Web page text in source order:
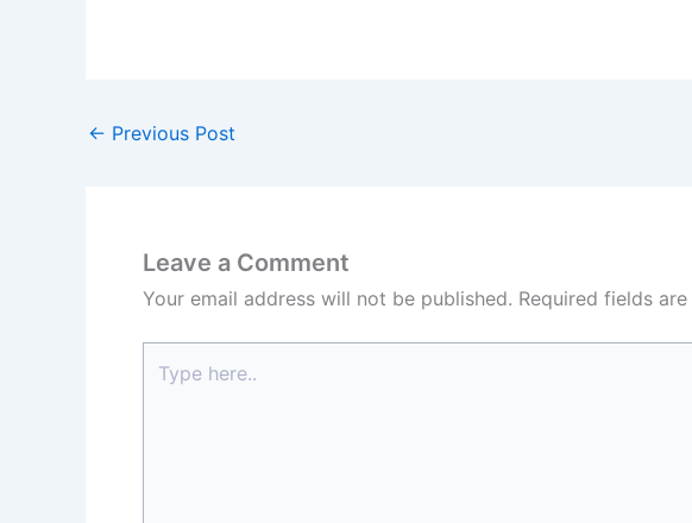
← Previous Post
Leave a Comment
Your email address will not be published. Required fields
here..